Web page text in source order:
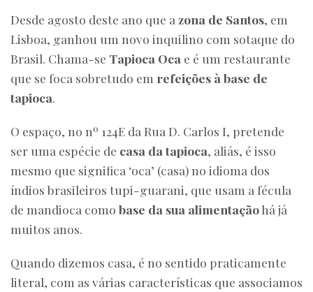
Desde agosto deste ano que a zona de Santos, em
Lisboa, ganhou um novo inquilino com sotaque do
Brasil. Chama-se Tapioca Oca e é um restaurante
que se foca sobretudo em refeições à base de
tapioca.
O espaço, no nº 124E da Rua D. Carlos I, pretende
ser uma espécie de casa da tapioca, aliás, é isso
mesmo que significa ‘oca’ (casa) no idioma dos
índios brasileiros tupi-guarani, que usam a fécula
de mandioca como base da sua alimentaçãohá já
muitos anos.
Quando dizemos casa, é no sentido praticamente
literal, com as várias características que associamos